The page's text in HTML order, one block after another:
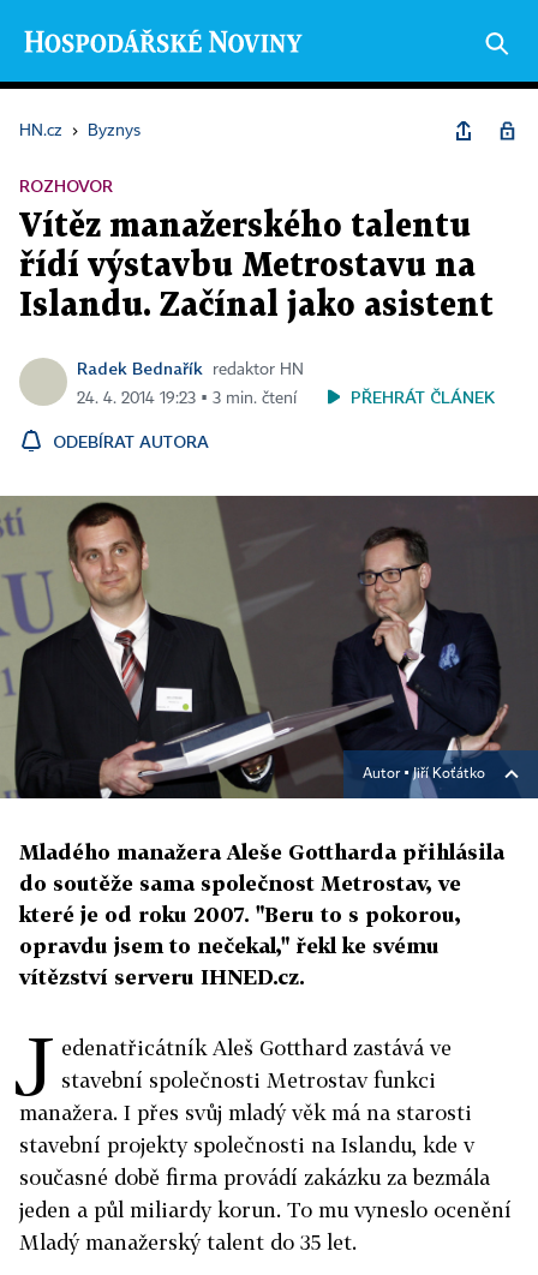
HN.cz › Byznys
ROZHOVOR
Vítěz manažerského talentu
řídí výstavbu Metrostavu na
Islandu. Začínal jako asistent
Radek Bednařík
redaktor HN
24. 4. 2014 19:23 ▪ 3 min. čtení
PŘEHRÁT ČLÁNEK
ODEBÍRAT AUTORA
Autor ▪Jiří Koťátko
Mladého manažera Aleše Gottharda přihlásila
do soutěže sama společnost Metrostav, ve
které je od roku 2007. "Beru to s pokorou,
opravdu jsem to nečekal," řekl ke svému
vítězství serveru IHNED.cz.
J edenatřicátník Aleš Gotthard zastává ve
stavební společnosti Metrostav funkci
manažera. I přes svůj mladý věk má na starosti
stavební projekty společnosti na Islandu, kde v
současné době firma provádí zakázku za bezmála
jeden a půl miliardy korun. To mu vyneslo ocenění
Mladý manažerský talent do 35 let.